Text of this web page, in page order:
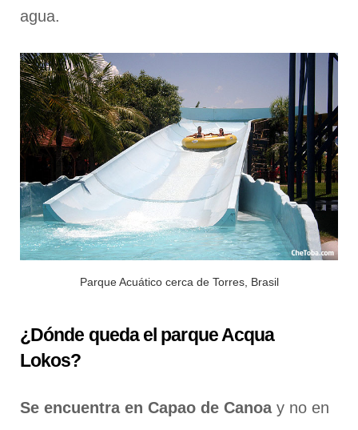
agua.
Parque Acuático cerca de Torres, Brasil
¿Dónde queda el parque Acqua
Lokos?
Se encuentra en Capao de Canoay no en